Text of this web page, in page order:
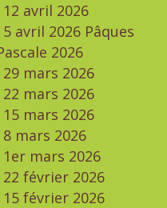
avril 2026
avril 2026 Pâques
2026
mars 2026
mars 2026
mars 2026
mars 2026
mars 2026
février 2026
février 2026